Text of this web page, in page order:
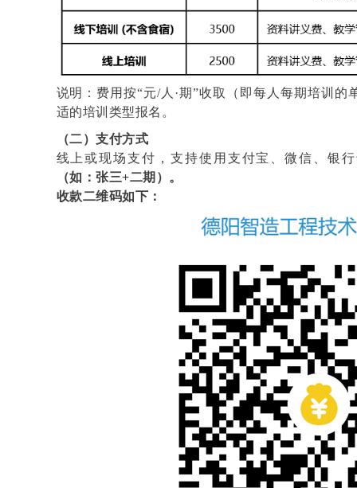
说明：费用按“元/人·期”收取（即每人每期培训
适的培训类型报名。
（二）支付方式
线上或现场支付，支持使用支付宝、微信、银
（如：张三+二期）。
收款二维码如下：